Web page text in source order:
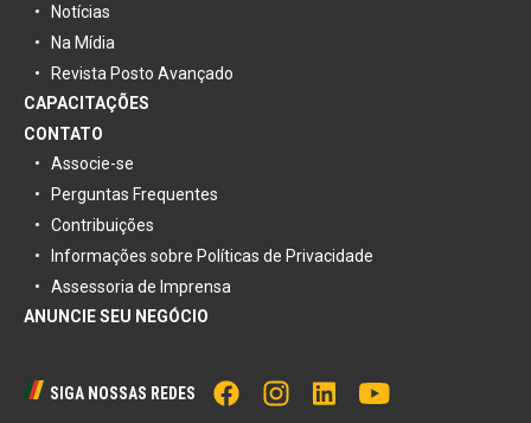
Notícias
Na Mídia
Revista Posto Avançado
CAPACITAÇÕES
CONTATO
Associe-se
Perguntas Frequentes
Contribuições
Informações sobre Políticas de Privacidade
Assessoria de Imprensa
ANUNCIE SEU NEGÓCIO
SIGA NOSSAS REDES